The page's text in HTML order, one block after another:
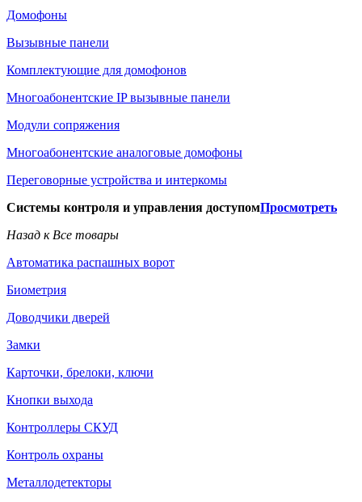
Домофоны
Вызывные панели
Комплектующие для домофонов
Многоабонентские IP вызывные панели
Модули сопряжения
Многоабонентские аналоговые домофоны
Переговорные устройства и интеркомы
Системы контроля и управления доступомПросмотреть
Назад к Все товары
Автоматика распашных ворот
Биометрия
Доводчики дверей
Замки
Карточки, брелоки, ключи
Кнопки выхода
Контроллеры СКУД
Контроль охраны
Металлодетекторы